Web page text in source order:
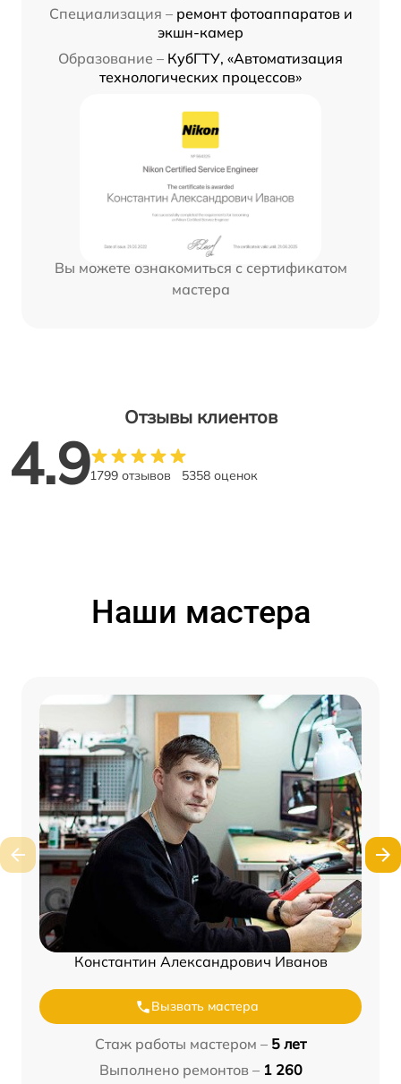
Специализация – ремонт фотоаппаратов и
экшн-камер
Образование – КубГТУ, «Автоматизация
технологических процессов»
Вы можете ознакомиться с сертификатом
мастера
Отзывы клиентов
4.91799 отзывов 5358 оценок
Наши мастера
Константин Александрович Иванов
Вызвать мастера
Стаж работы мастером – 5 лет
Выполнено ремонтов – 1 260